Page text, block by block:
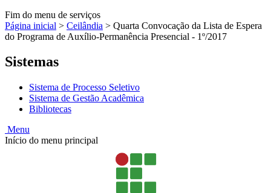
Fim do menu de serviços
Página inicial > Ceilândia > Quarta Convocação da Lista de Espera
do Programa de Auxílio-Permanência Presencial - 1º/2017
Sistemas
Sistema de Processo Seletivo
Sistema de Gestão Acadêmica
Bibliotecas
Menu
Início do menu principal